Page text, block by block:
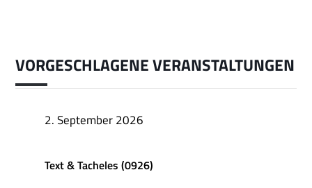
VORGESCHLAGENE VERANSTALTUNGEN
2. September 2026
Text & Tacheles (0926)